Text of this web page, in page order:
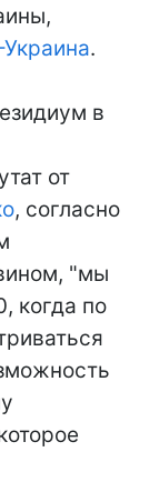
.
в
от
, согласно
"мы
когда по